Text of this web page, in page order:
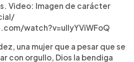
Video: Imagen de carácter
watch?v=ullyYViWFoQ
una mujer que a pesar que se
con orgullo, Dios la bendiga